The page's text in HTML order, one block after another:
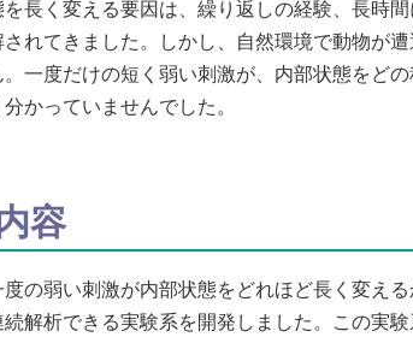
長く変える要因は、繰り返しの経験、長時
れてきました。しかし、自然環境で動物が
一度だけの短く弱い刺激が、内部状態をど
かっていませんでした。
容
の弱い刺激が内部状態をどれほど長く変え
解析できる実験系を開発しました。この実